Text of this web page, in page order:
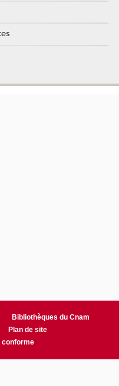
Bibliothèques du Cnam
Plan de site
conforme